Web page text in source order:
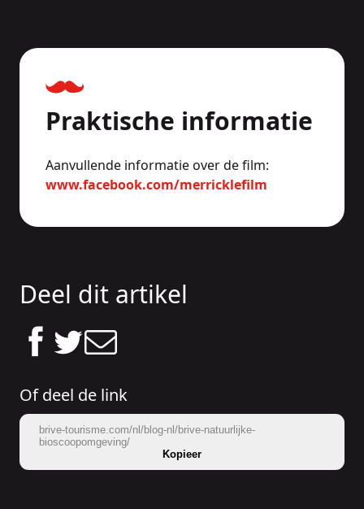
Praktische informatie
Aanvullende informatie over de film:
www.facebook.com/merricklefilm
Deel dit artikel
Of deel de link
brive-tourisme.com/nl/blog-nl/brive-natuurlijke-
bioscoopomgeving/
Kopieer